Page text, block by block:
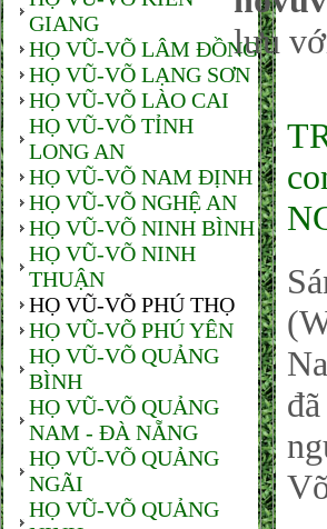
GIANG
HỌ VŨ-VÕ LÂM ĐỒNG
HỌ VŨ-VÕ LẠNG SƠN
HỌ VŨ-VÕ LÀO CAI
HỌ VŨ-VÕ TỈNH
LONG AN
HỌ VŨ-VÕ NAM ĐỊNH
HỌ VŨ-VÕ NGHỆ AN
HỌ VŨ-VÕ NINH BÌNH
HỌ VŨ-VÕ NINH
THUẬN
HỌ VŨ-VÕ PHÚ THỌ
HỌ VŨ-VÕ PHÚ YÊN
HỌ VŨ-VÕ QUẢNG
BÌNH
HỌ VŨ-VÕ QUẢNG
NAM - ĐÀ NẴNG
HỌ VŨ-VÕ QUẢNG
NGÃI
HỌ VŨ-VÕ QUẢNG
lưu